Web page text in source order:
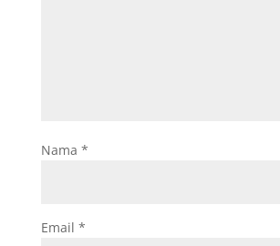
Nama *
Email *